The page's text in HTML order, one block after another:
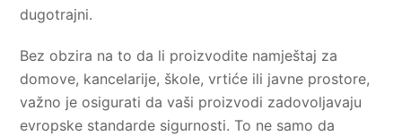
dugotrajni.
Bez obzira na to da li proizvodite namještaj za
domove, kancelarije, škole, vrtiće ili javne prostore,
važno je osigurati da vaši proizvodi zadovoljavaju
evropske standarde sigurnosti. To ne samo da